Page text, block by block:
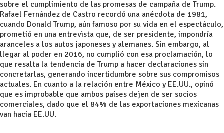
sobre el cumplimiento de las promesas de campaña de Trump.
Rafael Fernández de Castro recordó una anécdota de 1981,
cuando Donald Trump, aún famoso por su vida en el espectáculo,
prometió en una entrevista que, de ser presidente, impondría
aranceles a los autos japoneses y alemanes. Sin embargo, al
llegar al poder en 2016, no cumplió con esa proclamación, lo
que resalta la tendencia de Trump a hacer declaraciones sin
concretarlas, generando incertidumbre sobre sus compromisos
actuales. En cuanto a la relación entre México y EE.UU., opinó
que es improbable que ambos países dejen de ser socios
comerciales, dado que el 84% de las exportaciones mexicanas
van hacia EE.UU.